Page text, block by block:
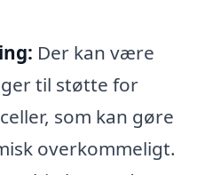
Der kan være
til støtte for
som kan gøre
overkommeligt.